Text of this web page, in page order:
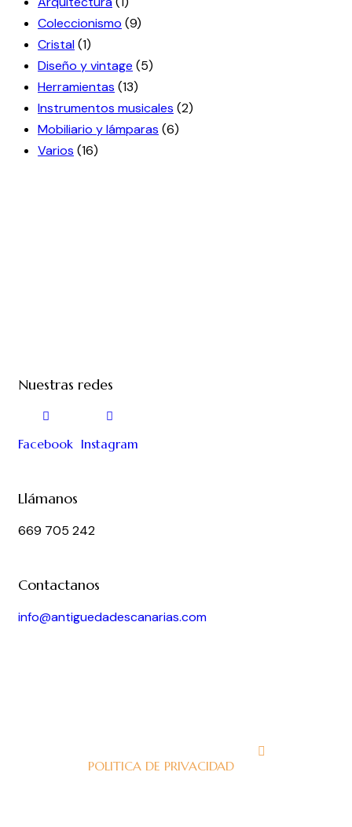
Coleccionismo (9)
Cristal(1)
Diseño y vintage (5)
Herramientas (13)
Instrumentos musicales (2)
Mobiliario y lámparas (6)
Varios (16)
Nuestras redes
Facebook Instagram
Llámanos
669 705 242
Contactanos
info@antiguedadescanarias.com
POLITICA DE PRIVACIDAD